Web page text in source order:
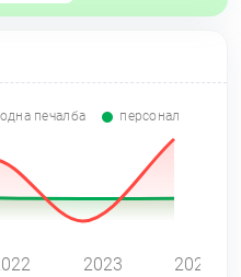
печалба персонал
2023 2024